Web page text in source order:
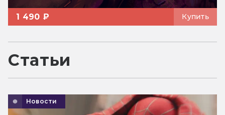
1 490 ₽ Купить
Статьи
Новости